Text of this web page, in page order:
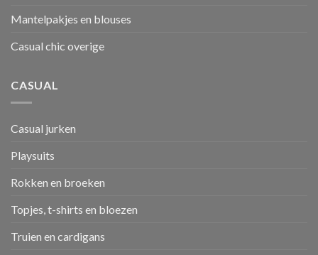
Mantelpakjes en blouses
Casual chic overige
CASUAL
Casual jurken
Playsuits
Rokken en broeken
Topjes, t-shirts en bloezen
Truien en cardigans